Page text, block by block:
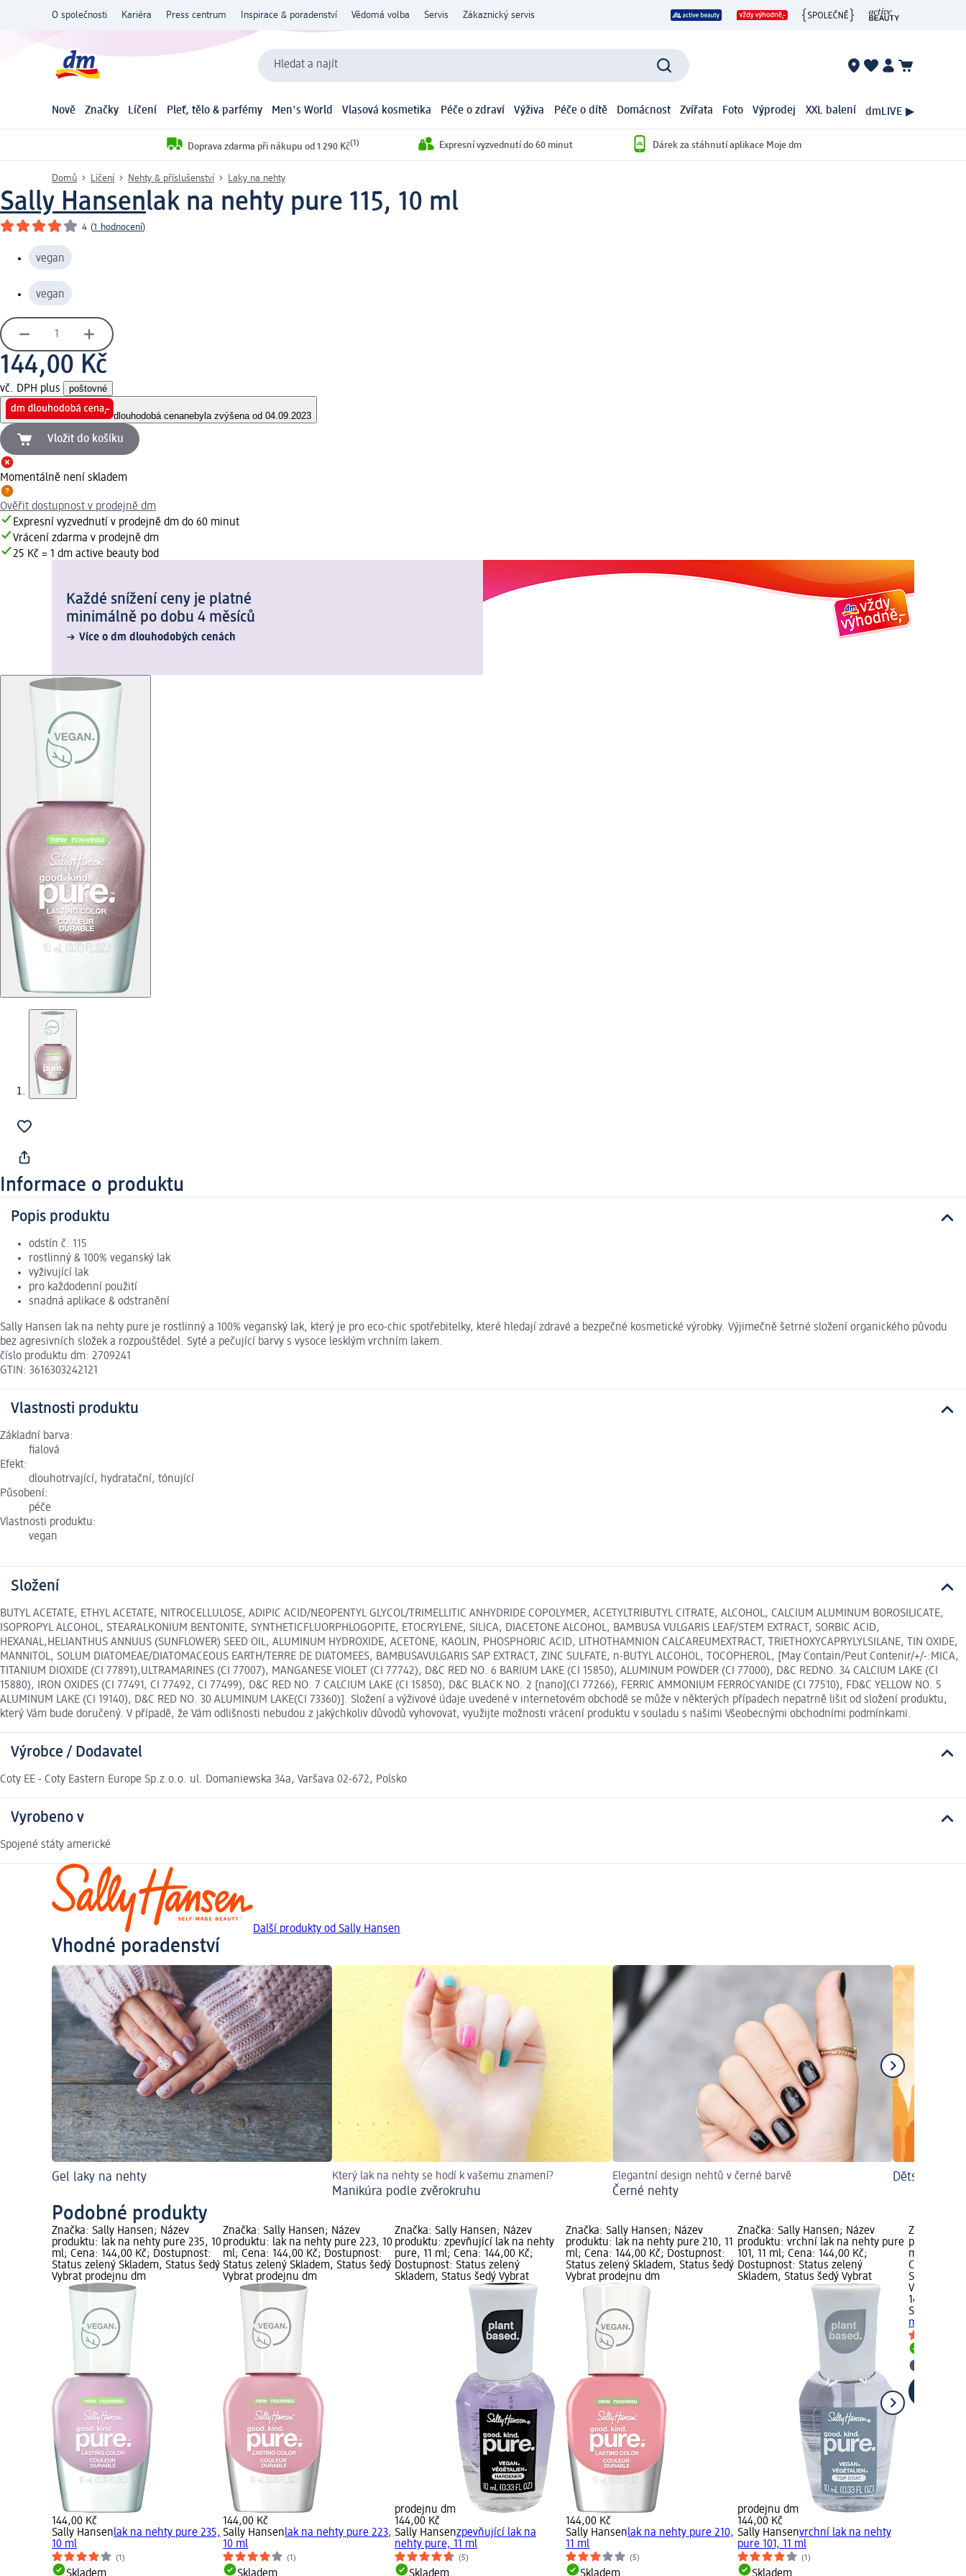
O společnosti Kariéra Press centrum Inspirace & poradenství Vědomá volba Servis Zákaznický servis
Hledat a najít
Nově Značky Líčení Pleť, tělo & parfémy Men's World Vlasová kosmetika Péče o zdraví Výživa Péče o dítě Domácnost Zvířata Foto Výprodej XXL balení dmLIVE ▶
Doprava zdarma při nákupu od 1 290 Kč(1) Expresní vyzvednutí do 60 minut Dárek za stáhnutí aplikace Moje dm
Domů Líčení Nehty & příslušenství Laky na nehty
Sally Hansenlak na nehty pure 115, 10 ml
4 (1 hodnocení)
vegan
vegan
144,00 Kč
vč. DPH plus poštovné
dlouhodobá cenanebyla zvýšena od 04.09.2023
Vložit do košíku
Momentálně není skladem
Ověřit dostupnost v prodejně dm
Expresní vyzvednutí v prodejně dm do 60 minut
Vrácení zdarma v prodejně dm
25 Kč = 1 dm active beauty bod
Každé snížení ceny je platné
minimálně po dobu 4 měsíců
Více o dm dlouhodobých cenách
Informace o produktu
Popis produktu
odstín č. 115
rostlinný & 100% veganský lak
vyživující lak
pro každodenní použití
snadná aplikace & odstranění
Sally Hansen lak na nehty pure je rostlinný a 100% veganský lak, který je pro eco-chic spotřebitelky, které hledají zdravé a bezpečné kosmetické výrobky. Výjimečně šetrné složení organického původu
bez agresivních složek a rozpouštědel. Syté a pečující barvy s vysoce lesklým vrchním lakem.
číslo produktu dm: 2709241
GTIN: 3616303242121
Vlastnosti produktu
Základní barva:
fialová
Efekt:
dlouhotrvající, hydratační, tónující
Působení:
péče
Vlastnosti produktu:
vegan
Složení
BUTYL ACETATE, ETHYL ACETATE, NITROCELLULOSE, ADIPIC ACID/NEOPENTYL GLYCOL/TRIMELLITIC ANHYDRIDE COPOLYMER, ACETYLTRIBUTYL CITRATE, ALCOHOL, CALCIUM ALUMINUM BOROSILICATE,
ISOPROPYL ALCOHOL, STEARALKONIUM BENTONITE, SYNTHETICFLUORPHLOGOPITE, ETOCRYLENE, SILICA, DIACETONE ALCOHOL, BAMBUSA VULGARIS LEAF/STEM EXTRACT, SORBIC ACID,
HEXANAL,HELIANTHUS ANNUUS (SUNFLOWER) SEED OIL, ALUMINUM HYDROXIDE, ACETONE, KAOLIN, PHOSPHORIC ACID, LITHOTHAMNION CALCAREUMEXTRACT, TRIETHOXYCAPRYLYLSILANE, TIN OXIDE,
MANNITOL, SOLUM DIATOMEAE/DIATOMACEOUS EARTH/TERRE DE DIATOMEES, BAMBUSAVULGARIS SAP EXTRACT, ZINC SULFATE, n-BUTYL ALCOHOL, TOCOPHEROL, [May Contain/Peut Contenir/+/-:MICA,
TITANIUM DIOXIDE (CI 77891),ULTRAMARINES (CI 77007), MANGANESE VIOLET (CI 77742), D&C RED NO. 6 BARIUM LAKE (CI 15850), ALUMINUM POWDER (CI 77000), D&C REDNO. 34 CALCIUM LAKE (CI
15880), IRON OXIDES (CI 77491, CI 77492, CI 77499), D&C RED NO. 7 CALCIUM LAKE (CI 15850), D&C BLACK NO. 2 [nano](CI 77266), FERRIC AMMONIUM FERROCYANIDE (CI 77510), FD&C YELLOW NO. 5
ALUMINUM LAKE (CI 19140), D&C RED NO. 30 ALUMINUM LAKE(CI 73360)]. Složení a výživové údaje uvedené v internetovém obchodě se může v některých případech nepatrně lišit od složení produktu,
který Vám bude doručený. V případě, že Vám odlišnosti nebudou z jakýchkoliv důvodů vyhovovat, využijte možnosti vrácení produktu v souladu s našimi Všeobecnými obchodními podmínkami.
Výrobce / Dodavatel
Coty EE - Coty Eastern Europe Sp.z.o.o. ul. Domaniewska 34a, Varšava 02-672, Polsko
Vyrobeno v
Spojené státy americké
Další produkty od Sally Hansen
Vhodné poradenství
Gel laky na nehty Který lak na nehty se hodí k vašemu znamení?
Manikúra podle zvěrokruhu
Elegantní design nehtů v černé barvě
Černé nehty
Dětské laky
Podobné produkty
Značka: Sally Hansen; Název
produktu: lak na nehty pure 235, 10
ml; Cena: 144,00 Kč; Dostupnost:
Status zelený Skladem, Status šedý
Vybrat prodejnu dm
144,00 Kč
Sally Hansenlak na nehty pure 235,
10 ml
(1)
Značka: Sally Hansen; Název
produktu: lak na nehty pure 223, 10
ml; Cena: 144,00 Kč; Dostupnost:
Status zelený Skladem, Status šedý
Vybrat prodejnu dm
144,00 Kč
Sally Hansenlak na nehty pure 223,
10 ml
(1)
Značka: Sally Hansen; Název
produktu: zpevňující lak na nehty
pure, 11 ml; Cena: 144,00 Kč;
Dostupnost: Status zelený
Skladem, Status šedý Vybrat
prodejnu dm
144,00 Kč
Sally Hansenzpevňující lak na
nehty pure, 11 ml
(5)
Značka: Sally Hansen; Název
produktu: lak na nehty pure 210, 11
ml; Cena: 144,00 Kč; Dostupnost:
Status zelený Skladem, Status šedý
Vybrat prodejnu dm
144,00 Kč
Sally Hansenlak na nehty pure 210,
11 ml
(5)
Značka: Sally Hansen; Název
produktu: vrchní lak na nehty pure
101, 11 ml; Cena: 144,00 Kč;
Dostupnost: Status zelený
Skladem, Status šedý Vybrat
prodejnu dm
144,00 Kč
Sally Hansenvrchní lak na nehty
pure 101, 11 ml
(1)
Značka:
produktu:
miracle
Cena:
Status
Vybrat
144,00 Kč
Sally
miracle